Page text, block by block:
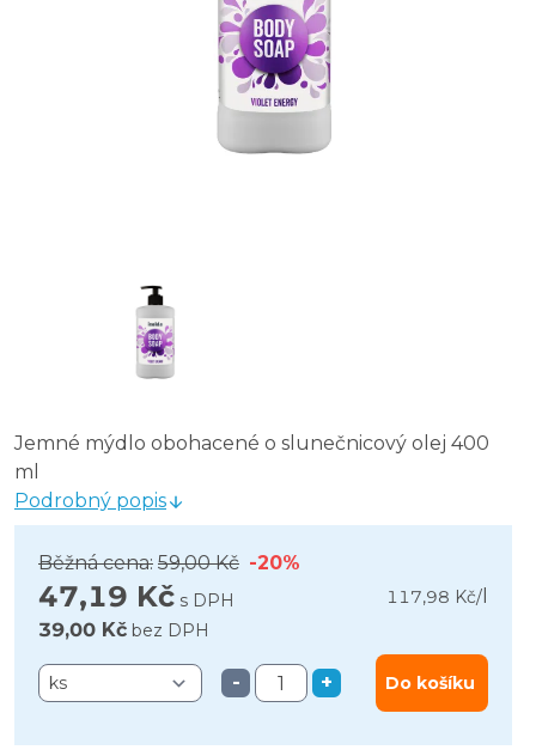
Jemné mýdlo obohacené o slunečnicový olej 400
ml
Podrobný popis
Běžná cena: 59,00 Kč -20%
47,19 Kč s DPH 117,98 Kč/
39,00 Kč bez DPH
- + Do košíku